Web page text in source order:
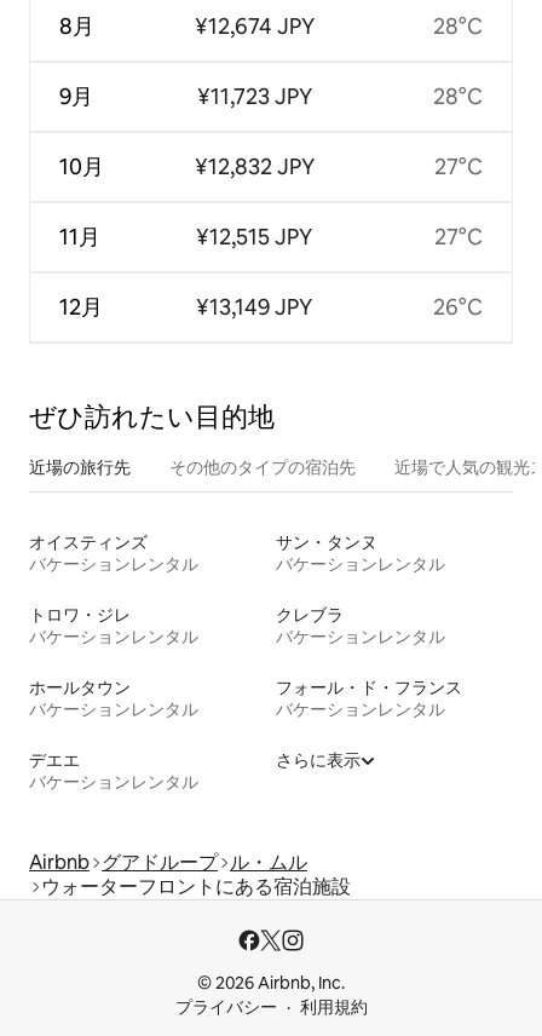
8月
9月
10月
11月
12月
¥12,674 JPY
¥11,723 JPY
¥12,832 JPY
¥12,515 JPY
¥13,149 JPY
28°C
28°C
27°C
27°C
26°C
ぜひ訪⁠れ⁠た⁠い目⁠的⁠地
近場の旅行先 その他のタ⁠イ⁠プ⁠の宿⁠泊⁠先 近場で人気の観光
オイスティンズ
バケーションレンタル
サン・タンヌ
バケーションレンタル
トロワ・ジレ
バケーションレンタル
クレブラ
バケーションレンタル
ホールタウン
バケーションレンタル
フォール・ド・フランス
バケーションレンタル
デエエ
バケーションレンタル
さらに表示
Airbnb グアドループ ル・ムル
ウォーターフロントにある宿泊施設
© 2026 Airbnb, Inc.
プライバシー
利用規約